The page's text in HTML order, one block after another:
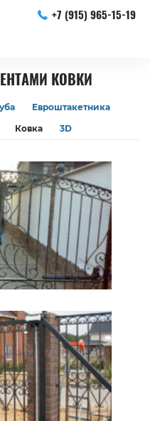
+7 (915) 965-15-19
КОВКИ
Евроштакетника
Ковка 3D